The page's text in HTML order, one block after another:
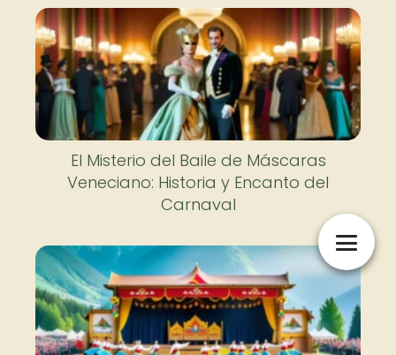
El Misterio del Baile de Máscaras
Veneciano: Historia y Encanto del
Carnaval